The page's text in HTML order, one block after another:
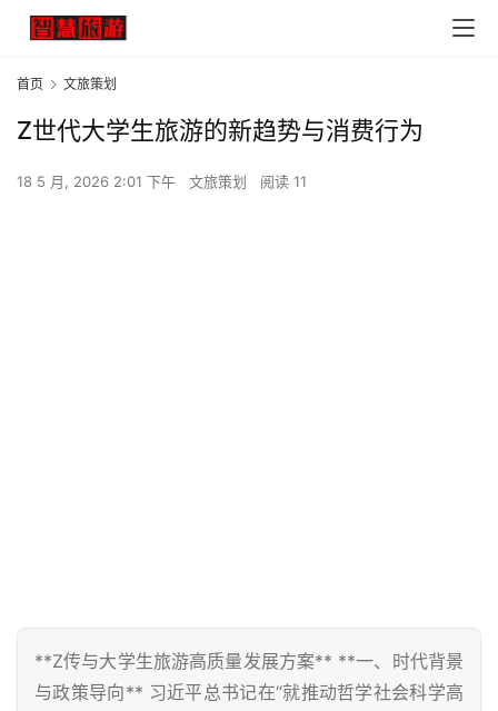
首页 文旅策划
Z世代大学生旅游的新趋势与消费行为
18 5 月, 2026 2:01 下午 文旅策划 阅读 11
**Z传与大学生旅游高质量发展方案** **一、时代背景
与政策导向** 习近平总书记在“就推动哲学社会科学高